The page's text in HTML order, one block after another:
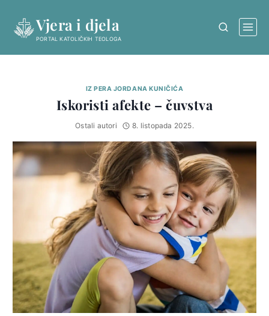
content
Vjera i djela
PORTAL KATOLIČKIH TEOLOGA
IZ PERA JORDANA KUNIČIĆA
Iskoristi afekte – čuvstva
Ostali autori 8. listopada 2025.